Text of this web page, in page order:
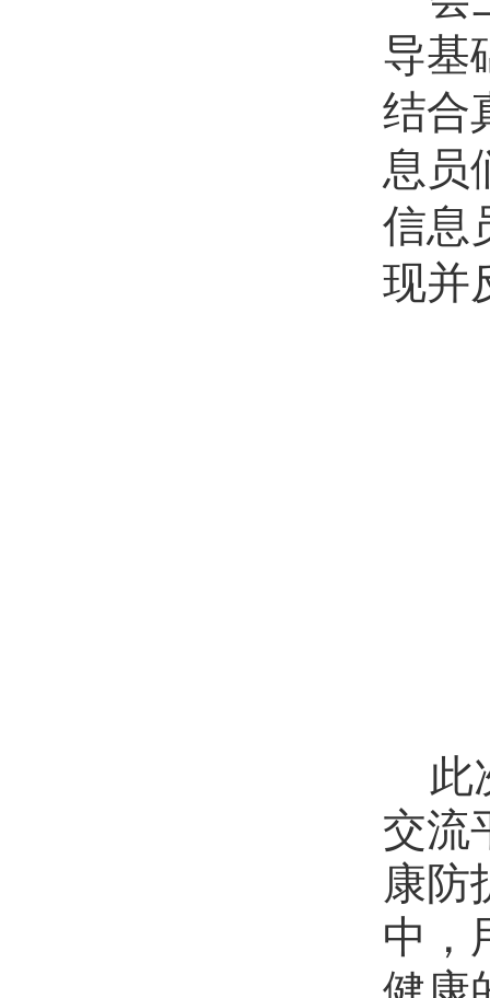
导基
结合
息员
信息
现并
此
交流
康防
中，